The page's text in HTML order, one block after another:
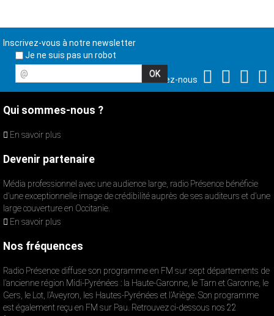
Inscrivez-vous à notre newsletter
Je ne suis pas un robot
@
Suivez-nous
Qui sommes-nous ?
En savoir plus
Devenir partenaire
Média professionnel avec une audience large, radio Présence bénéficie
d’une exceptionnelle image de crédibilité auprès de ses auditeurs et d’une
large couverture en Occitanie.
En savoir plus
Nos fréquences
Radio Présence diffuse son programme en FM sur sept départements de
l’ancienne région Midi-Pyrénées : la Haute-Garonne, le Tarn et Garonne, le
Gers, le Lot, l’Aveyron, les Hautes-Pyrénées et l’Ariège. Son programme
est également reçu en FM sur Pau. Retrouvez ci-dessous nos 22